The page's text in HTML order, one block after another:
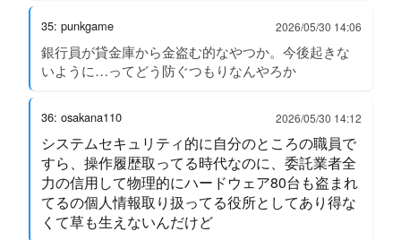
35: punkgame 2026/05/30 14:06
銀行員が貸金庫から金盗む的なやつか。今後起きな
いように…ってどう防ぐつもりなんやろか
36: osakana110 2026/05/30 14:12
システムセキュリティ的に自分のところの職員で
すら、操作履歴取ってる時代なのに、委託業者全
力の信用して物理的にハードウェア80台も盗まれ
てるの個人情報取り扱ってる役所としてあり得な
くて草も生えないんだけど